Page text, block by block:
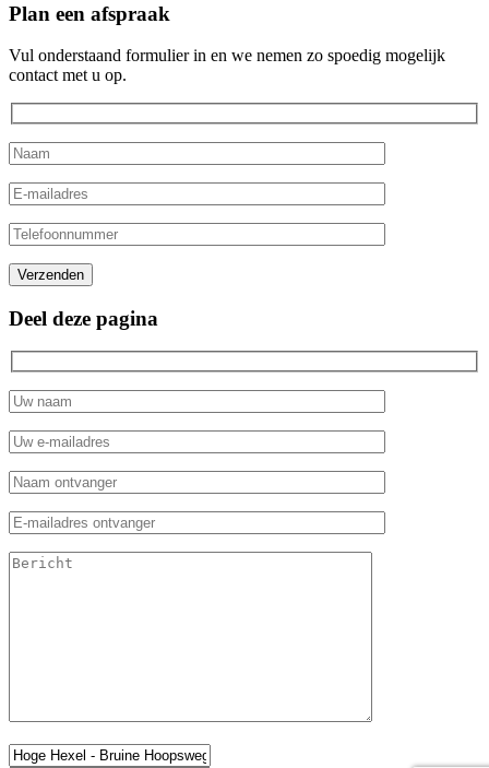
Plan een afspraak
Vul onderstaand formulier in en we nemen zo spoedig mogelijk
contact met u op.
Gelieve dit veld leeg te laten.
Verzenden
Deel deze pagina